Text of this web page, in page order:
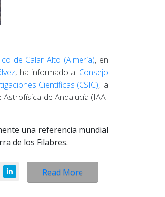
de Calar Alto (Almería), en
, ha informado al Consejo
Científicas (CSIC), la
de Andalucía (IAA-
una referencia mundial
de los Filabres.
Read More